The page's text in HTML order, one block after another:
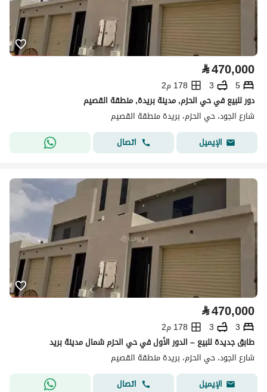
⃁470,000
5
3
178 م2
دور للبيع في حي الحزم, مدينة بريدة, منطقة القصيم
شارع الجود، حي الحزم، بريدة منطقة القصيم
الإيميل
اتصال
⃁470,000
3
3
178 م2
طابق جديدة للبيع – الدور الأول في حي الحزم شمال مدينة بريد
شارع الجود، حي الحزم، بريدة منطقة القصيم
الإيميل
اتصال